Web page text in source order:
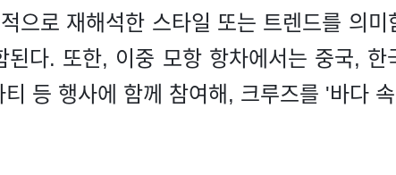
으로 재해석한 스타일 또는 트렌드를 의
된다. 또한, 이중 모항 항차에서는 중국, 한
등 행사에 함께 참여해, 크루즈를 '바다